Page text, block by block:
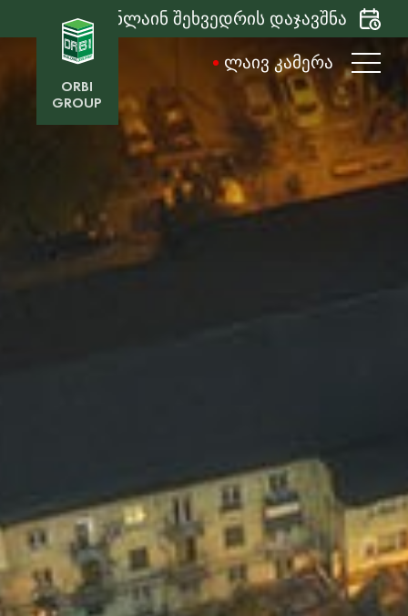
ონლაინ შეხვედრის დაჯავშნა
ORBI
GROUP
ᲚᲐᲘᲕ ᲙᲐᲛᲔᲠᲐ